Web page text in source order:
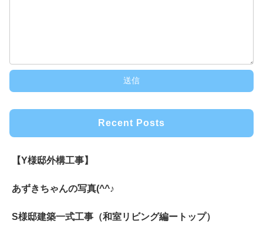
Recent Posts
【Y様邸外構工事】
あずきちゃんの写真(^^♪
S様邸建築一式工事（和室リビング編ートップ）